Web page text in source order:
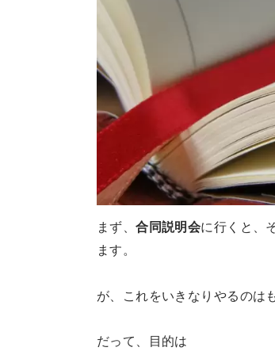
まず、合同説明会に行くと、
ます。
が、これをいきなりやるのは
だって、目的は